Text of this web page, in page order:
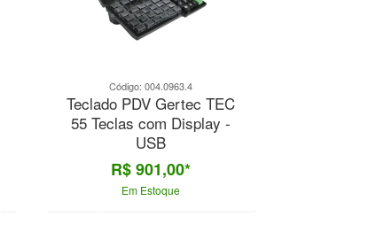
Código: 004.0963.4
Teclado PDV Gertec TEC
55 Teclas com Display -
USB
R$ 901,00*
Em Estoque